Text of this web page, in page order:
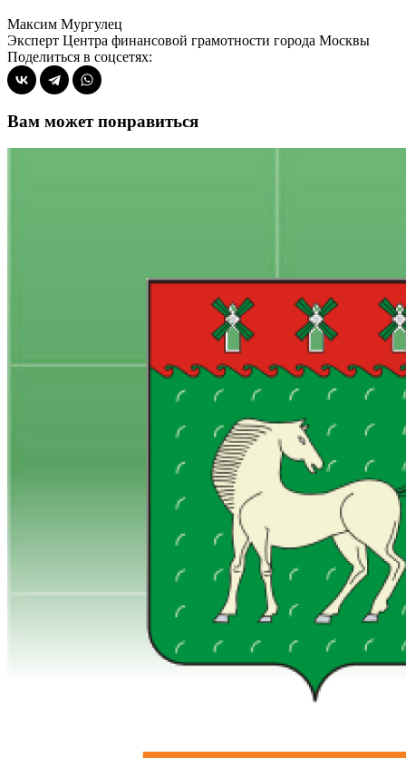
Максим Мургулец
Эксперт Центра финансовой грамотности города Москвы
Поделиться в соцсетях:
Вам может понравиться